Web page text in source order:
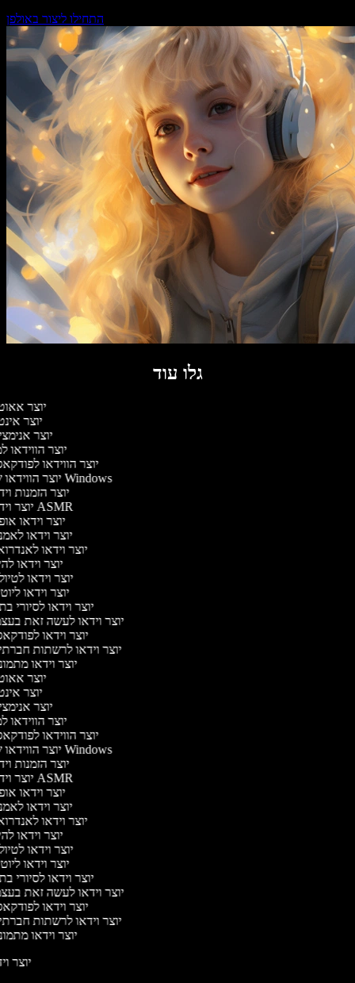
התחילו ליצור באולפן
גלו עוד
יוצר
יוצר
יוצר
יוצר הווידאו
יוצר הווידאו
יוצר הווידאו של Windows
יוצר הזמנות
יוצר וידאו ASMR
יוצר וידאו
יוצר וידאו
יוצר וידאו
יוצר וידאו
יוצר וידאו
יוצר וידאו
יוצר וידאו לסיורי
יוצר וידאו לעשה זאת
יוצר וידאו
יוצר וידאו לרשתות
יוצר וידאו
יוצר
יוצר
יוצר
יוצר הווידאו
יוצר הווידאו
יוצר הווידאו של Windows
יוצר הזמנות
יוצר וידאו ASMR
יוצר וידאו
יוצר וידאו
יוצר וידאו
יוצר וידאו
יוצר וידאו
יוצר וידאו
יוצר וידאו לסיורי
יוצר וידאו לעשה זאת
יוצר וידאו
יוצר וידאו לרשתות
יוצר וידאו
יוצר